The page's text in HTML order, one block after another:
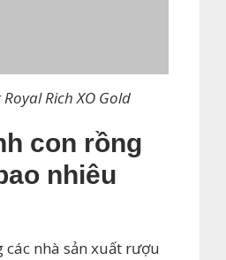
Rich XO Gold
con rồng
nhiêu
nhà sản xuất rượu